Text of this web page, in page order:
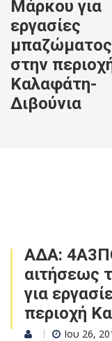
Μάρκου για
εργασίες
μπαζώματος
στην
Kαλαφάτη-
Διβούνια
ΑΔΑ:
αιτήσεως
για
περιοχή
Ιου 26,